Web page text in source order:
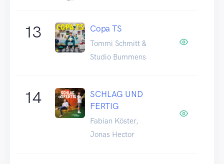
13 Copa TS
Tommi Schmitt &
Studio Bummens
14
SCHLAG UND
FERTIG
Fabian Köster,
Jonas Hector